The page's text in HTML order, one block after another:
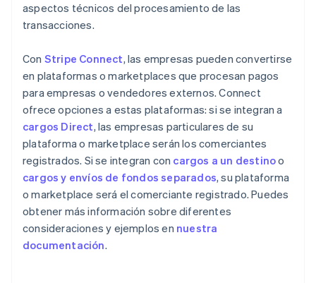
aspectos técnicos del procesamiento de las
transacciones.
Con Stripe Connect, las empresas pueden convertirse
en plataformas o marketplaces que procesan pagos
para empresas o vendedores externos. Connect
ofrece opciones a estas plataformas: si se integran a
cargos Direct, las empresas particulares de su
plataforma o marketplace serán los comerciantes
registrados. Si se integran con cargos a un destinoo
cargos y envíos de fondos separados, su plataforma
o marketplace será el comerciante registrado. Puedes
obtener más información sobre diferentes
consideraciones y ejemplos en nuestra
documentación.